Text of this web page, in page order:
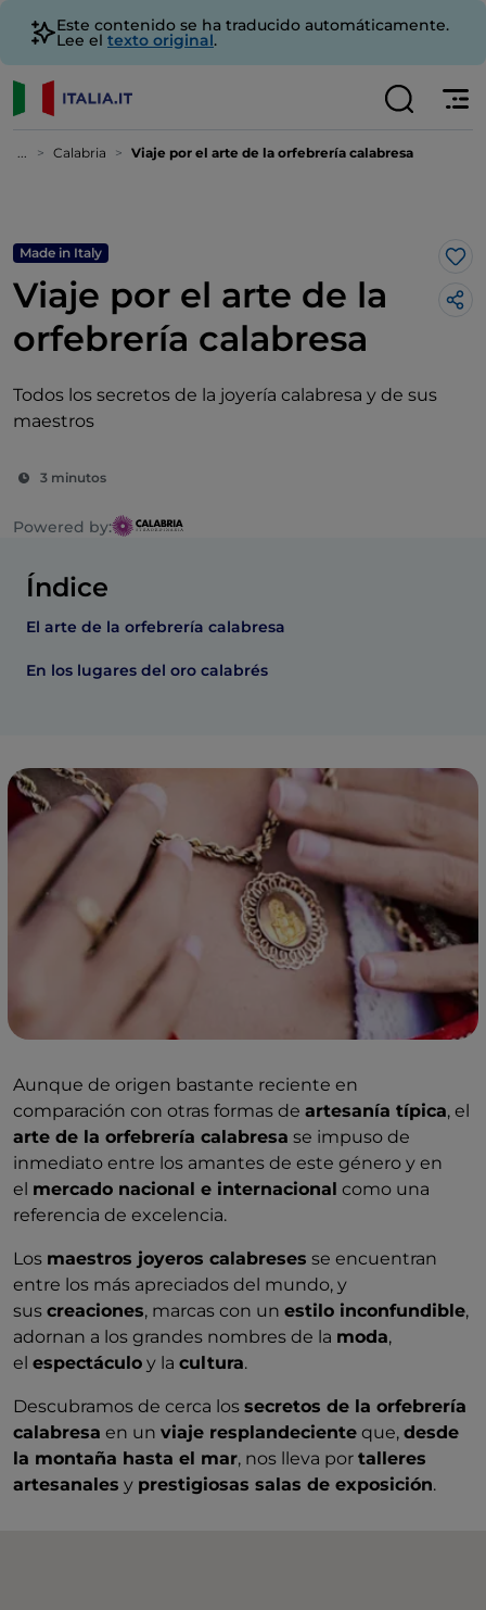
Este contenido se ha traducido automáticamente.
Lee el texto original.
... Calabria Viaje por el arte de la orfebrería calabresa
Made in Italy
Viaje por el arte de la
orfebrería calabresa
Todos los secretos de la joyería calabresa y de sus
maestros
3 minutos
Powered by:
Me
Índice
El arte de la orfebrería calabresa
En los lugares del oro calabrés
Aunque de origen bastante reciente en
comparación con otras formas de artesanía típica, el
arte de la orfebrería calabresa se impuso de
inmediato entre los amantes de este género y en
el mercado nacional e internacional como una
referencia de excelencia.
Los maestros joyeros calabreses se encuentran
entre los más apreciados del mundo, y
sus creaciones, marcas con un estilo inconfundible,
adornan a los grandes nombres de la moda,
el espectáculo y la cultura.
Descubramos de cerca los secretos de la orfebrería
calabresa en un viaje resplandeciente que, desde
la montaña hasta el mar, nos lleva por talleres
artesanales y prestigiosas salas de exposición.